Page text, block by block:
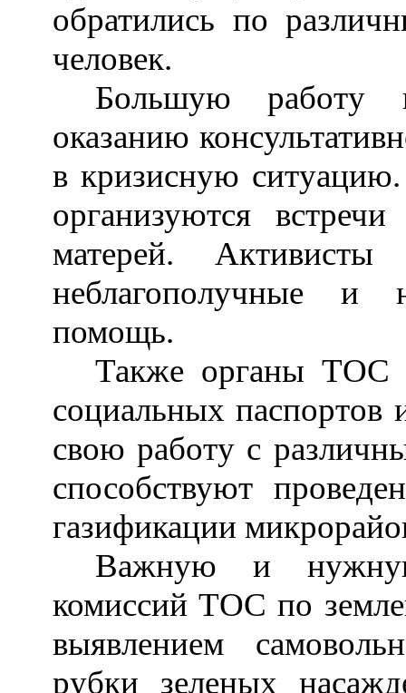
обратились по
человек.
Большую
оказанию
в кризисную
организуются
матерей.
неблагополучные и
помощь.
Также органы ТОС
социальных паспортов
свою работу с
способствуют
газификации
Важную и
комиссий ТОС по
выявлением
рубки зеленых